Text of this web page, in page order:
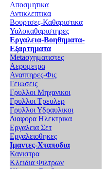
Αποσμητικα
Αντικλεπτικα
Βουρτσες-Καθαριστικα
Υαλοκαθαριστηρες
Εργαλεια-Βοηθηματα-
Εξαρτηματα
Metaσχηματιστες
Αερομετρα
Αναπτηρες-Φις
Γειωσεις
Γρυλλοι Μηχανικοι
Γρυλλοι Τρευλερ
Γρυλλοι Υδραυλικοι
Διαφορα Ηλεκτρικα
Εργαλεια Σετ
Εργαλειοθηκες
Ιμαντες-Χταποδια
Κανιστρα
Κλειδια Φιλτρων